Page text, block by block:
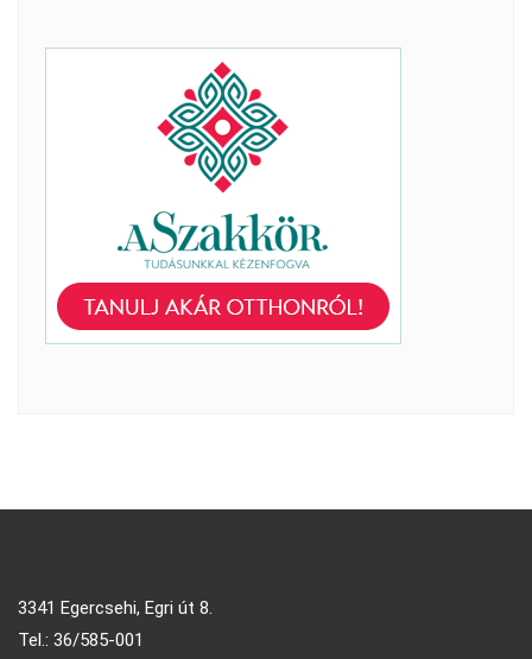
3341 Egercsehi, Egri út 8.
Tel.: 36/585-001